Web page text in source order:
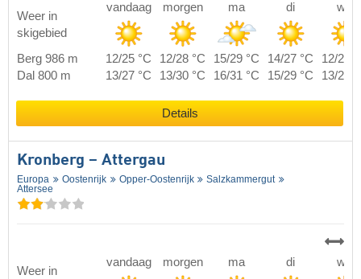
Weer in
skigebied
vandaag morgen ma di wo
Berg 986 m 12/25 °C 12/28 °C 15/29 °C 14/27 °C
12/23
Dal 800 m
13/27 °C 13/30 °C 16/31 °C 15/29 °C 13/25
Details
Kronberg – Attergau
Europa Oostenrijk Opper-Oostenrijk
Salzkammergut
Attersee
Weer in
vandaag morgen ma di wo